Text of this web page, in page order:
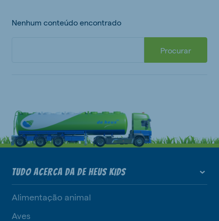
Nenhum conteúdo encontrado
Procurar
TUDO ACERCA DA DE HEUS KIDS
Alimentação animal
Aves